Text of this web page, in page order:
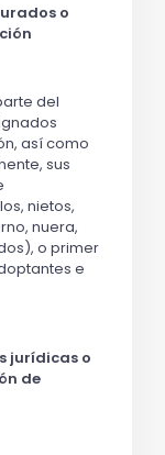
o
del
así como
sus
nietos,
nuera,
o primer
e
jurídicas o
de